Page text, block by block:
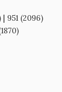
951 (2096)